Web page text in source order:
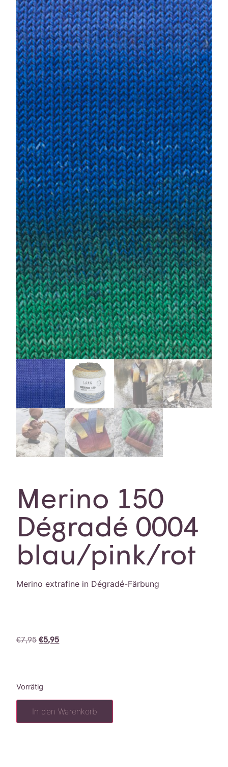
Merino 150
Dégradé 0004
blau/pink/rot
Merino extrafine in Dégradé-Färbung
€7,95 €5,95
Vorrätig
In den Warenkorb